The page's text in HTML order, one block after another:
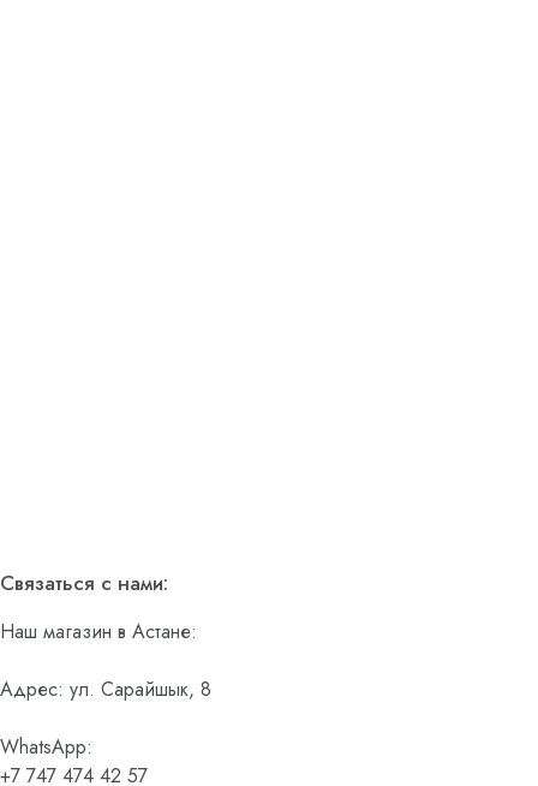
Связаться с нами:
Наш магазин в Астане:
Адрес: ул. Сарайшык, 8
WhatsApp:
+7 747 474 42 57